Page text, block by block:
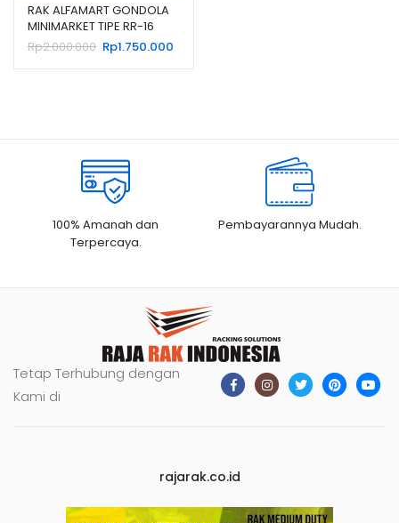
RAK ALFAMART GONDOLA
MINIMARKET TIPE RR-16
RAJA RAK
Rp2.000.000 Harga
Rp1.750.000
100% Amanah dan
Terpercaya.
Pembayarannya Mudah.
Tetap Terhubung dengan
Kami di
rajarak.co.id